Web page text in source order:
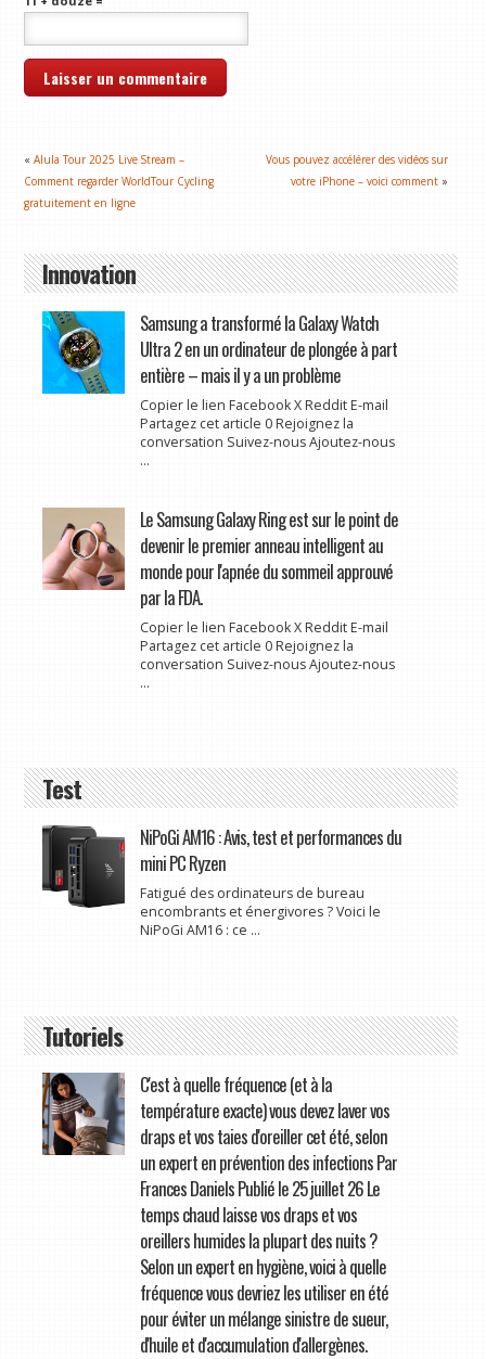
«Alula Tour 2025 Live Stream –
Comment regarder WorldTour Cycling
gratuitement en ligne
Vous pouvez accélérer des vidéos sur
votre iPhone – voici comment »
Innovation
Samsung a transformé la Galaxy Watch
Ultra 2 en un ordinateur de plongée à part
entière – mais il y a un problème
Copier le lien Facebook X Reddit E-mail
Partagez cet article 0 Rejoignez la
conversation Suivez-nous Ajoutez-nous
...
Le Samsung Galaxy Ring est sur le point de
devenir le premier anneau intelligent au
monde pour l'apnée du sommeil approuvé
par la FDA.
Copier le lien Facebook X Reddit E-mail
Partagez cet article 0 Rejoignez la
conversation Suivez-nous Ajoutez-nous
...
Test
NiPoGi AM16 : Avis, test et performances du
mini PC Ryzen
Fatigué des ordinateurs de bureau
encombrants et énergivores ? Voici le
NiPoGi AM16 : ce ...
Tutoriels
C'est à quelle fréquence (et à la
température exacte) vous devez laver vos
draps et vos taies d'oreiller cet été, selon
un expert en prévention des infections Par
Frances Daniels Publié le 25 juillet 26 Le
temps chaud laisse vos draps et vos
oreillers humides la plupart des nuits ?
Selon un expert en hygiène, voici à quelle
fréquence vous devriez les utiliser en été
pour éviter un mélange sinistre de sueur,
d'huile et d'accumulation d'allergènes.